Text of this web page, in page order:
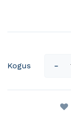
Kogus